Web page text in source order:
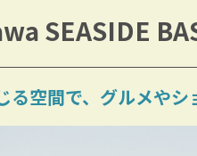
SEASIDE
る空間で、グルメや